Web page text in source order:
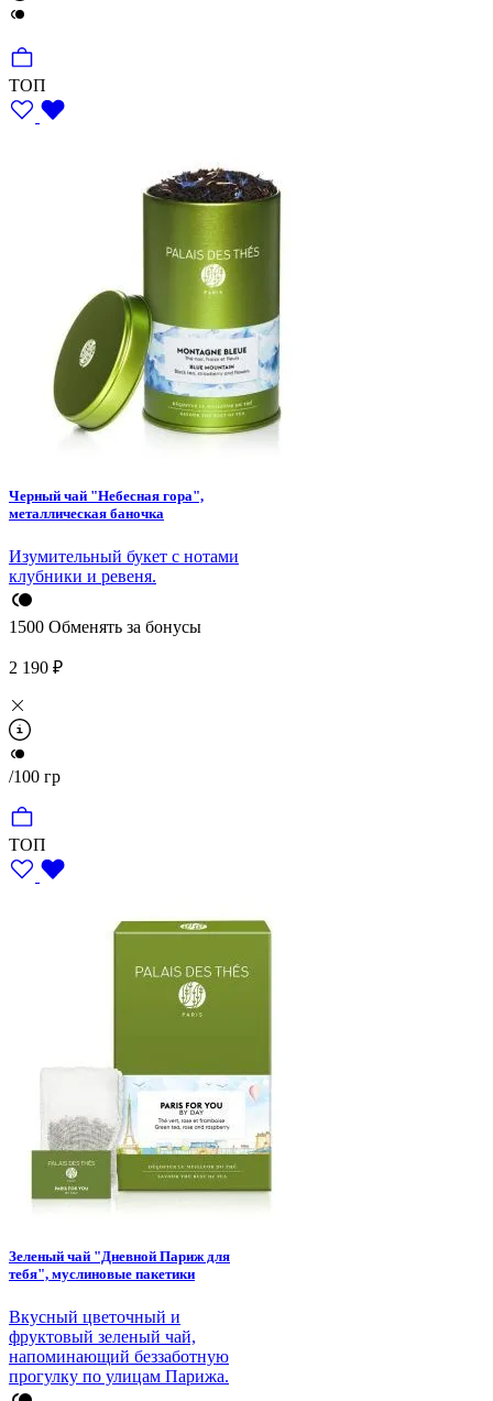
ТОП
Черный чай "Небесная гора",
металлическая баночка
Изумительный букет с нотами
клубники и ревеня.
1500 Обменять за бонусы
2 190 ₽
/100 гр
ТОП
Зеленый чай "Дневной Париж для
тебя", муслиновые пакетики
Вкусный цветочный и
фруктовый зеленый чай,
напоминающий беззаботную
прогулку по улицам Парижа.